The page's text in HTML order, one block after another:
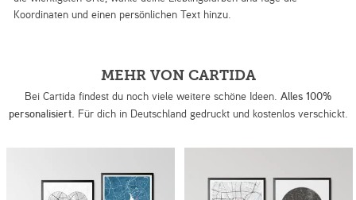
Koordinaten und einen persönlichen Text hinzu.
MEHR VON CARTIDA
Bei Cartida findest du noch viele weitere schöne Ideen. Alles 100%
personalisiert. Für dich in Deutschland gedruckt und kostenlos verschickt.